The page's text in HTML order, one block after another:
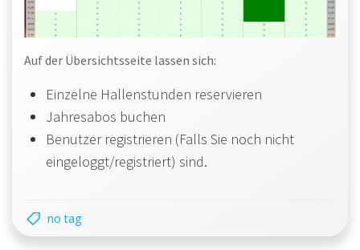
Auf der Übersichtsseite lassen sich:
Einzelne Hallenstunden reservieren
Jahresabos buchen
Benutzer registrieren (Falls Sie noch nicht
eingeloggt/registriert) sind.
no tag